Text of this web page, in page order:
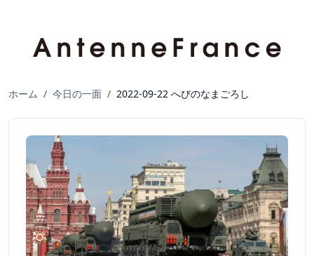
ホーム / 今日の一面 / 2022-09-22 へびのなまごろし